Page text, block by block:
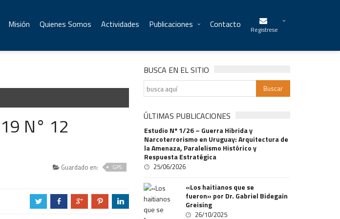
Misión Quienes Somos Actividades Publicaciones Contacto Registrese
N° 12
Guardado en: GPS
a b c d j
BUSCA EN EL SITIO
ÚLTIMAS PUBLICACIONES
Estudio Nº 1/26 – Guerra Hibrida y
Narcoterrorismo en Uruguay: Arquitectura de
la Amenaza, Paralelismo Histórico y
Respuesta Estratégica
25/06/2026
«Los haitianos que se
fueron» por Dr. Gabriel Bidegain
Greising
26/10/2025